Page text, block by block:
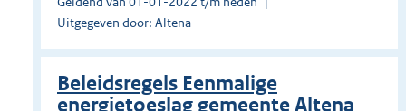
Uitgegeven door: Altena
Beleidsregels Eenmalige
energietoeslag gemeente Altena